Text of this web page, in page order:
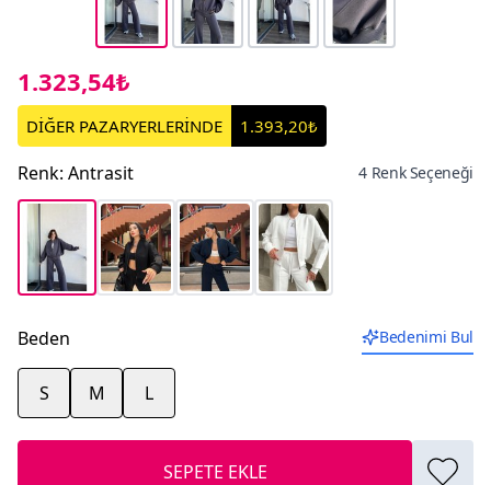
1.323,54₺
DİĞER PAZARYERLERİNDE 1.393,20₺
Renk: Antrasit 4 Renk Seçeneği
Beden Bedenimi Bul
S M L
SEPETE EKLE